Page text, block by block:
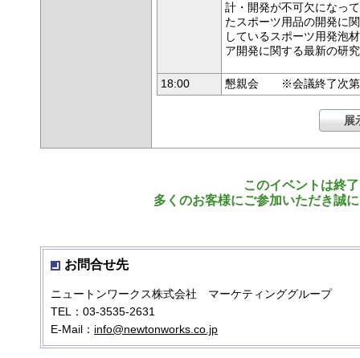
計・開発が不可欠になっ
たスポーツ用品の開発に
しているスポーツ用発泡
ア開発に関する最新の研
18:00 懇親会 ※会議終了次第
展
このイベントは終
多くのお客様にご参加いただき誠
お問合せ先
ニュートンワークス株式会社 マーケティンググループ
TEL：03-3535-2631
E-Mail： info@newtonworks.co.jp